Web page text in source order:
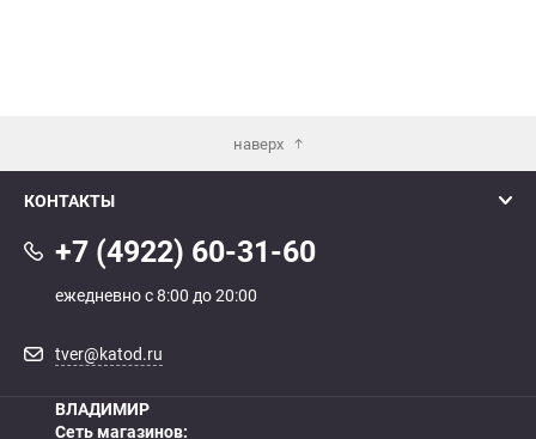
наверх
КОНТАКТЫ
+7 (4922) 60-31-60
ежедневно с 8:00 до 20:00
tver@katod.ru
ВЛАДИМИР
Сеть магазинов: